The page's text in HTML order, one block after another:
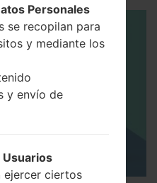
Personales
se recopilan para
y mediante los
y envío de
Usuarios
ejercer ciertos